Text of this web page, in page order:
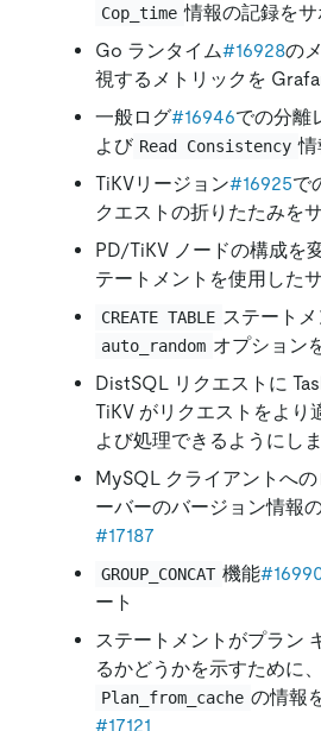
Cop_time 情報の記録をサ
Go ランタイム#16928の
視するメトリックを
一般ログ#16946での分離
よび Read Consistency 情
TiKVリージョン#16925で
クエストの折りたたみを
PD/TiKV ノードの構成を
テートメントを使用した
CREATE TABLE ステートメ
auto_random オプション
DistSQL リクエストに
TiKV がリクエストをより
よび処理できるようにし
MySQL クライアントへ
ーバーのバージョン情報
#17187
GROUP_CONCAT 機能
ート
ステートメントがプラン
るかどうかを示すために
Plan_from_cache の情報
#17121